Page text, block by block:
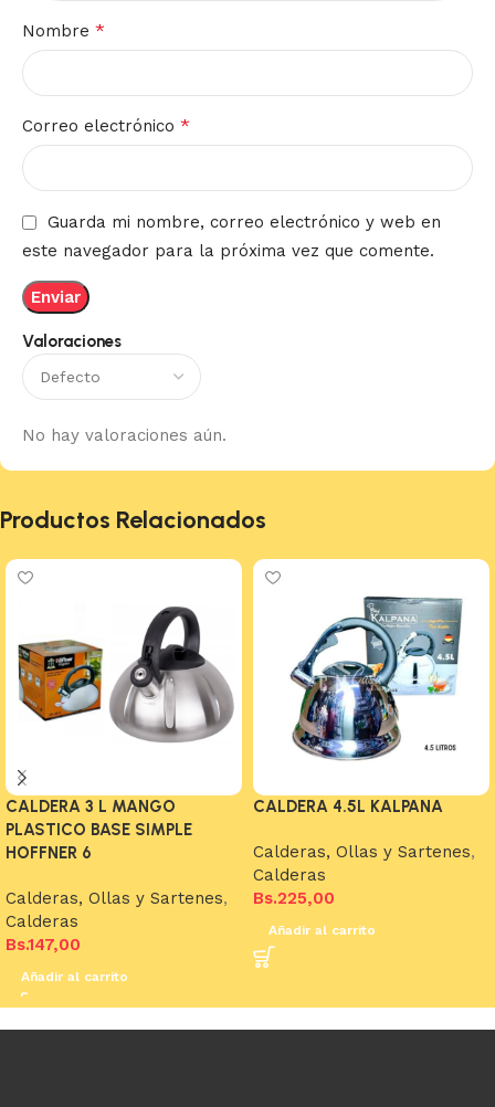
Valoraciones
No hay valoraciones aún.
Nombre *
Correo electrónico *
Guarda mi nombre, correo electrónico y web en
este navegador para la próxima vez que comente.
Productos Relacionados
CALDERA 3 L MANGO
PLASTICO BASE SIMPLE
HOFFNER 6
Calderas, Ollas y Sartenes,
Calderas
Bs.147,00
Añadir al carrito
CALDERA 4.5L KALPANA
Calderas, Ollas y Sartenes,
Calderas
Bs.225,00
Añadir al carrito